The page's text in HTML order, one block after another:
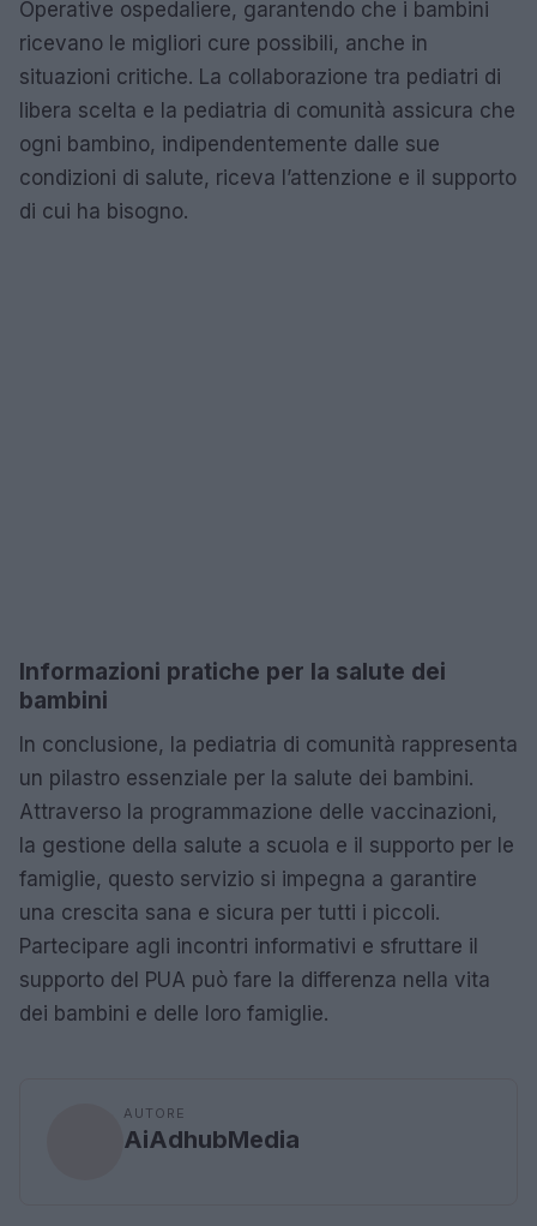
Operative ospedaliere, garantendo che i bambini
ricevano le migliori cure possibili, anche in
situazioni critiche. La collaborazione tra pediatri di
libera scelta e la pediatria di comunità assicura che
ogni bambino, indipendentemente dalle sue
condizioni di salute, riceva l’attenzione e il supporto
di cui ha bisogno.
Informazioni pratiche per la salute dei
bambini
In conclusione, la pediatria di comunità rappresenta
un pilastro essenziale per la salute dei bambini.
Attraverso la programmazione delle vaccinazioni,
la gestione della salute a scuola e il supporto per le
famiglie, questo servizio si impegna a garantire
una crescita sana e sicura per tutti i piccoli.
Partecipare agli incontri informativi e sfruttare il
supporto del PUA può fare la differenza nella vita
dei bambini e delle loro famiglie.
AUTORE
AiAdhubMedia